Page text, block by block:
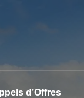
d’Offres